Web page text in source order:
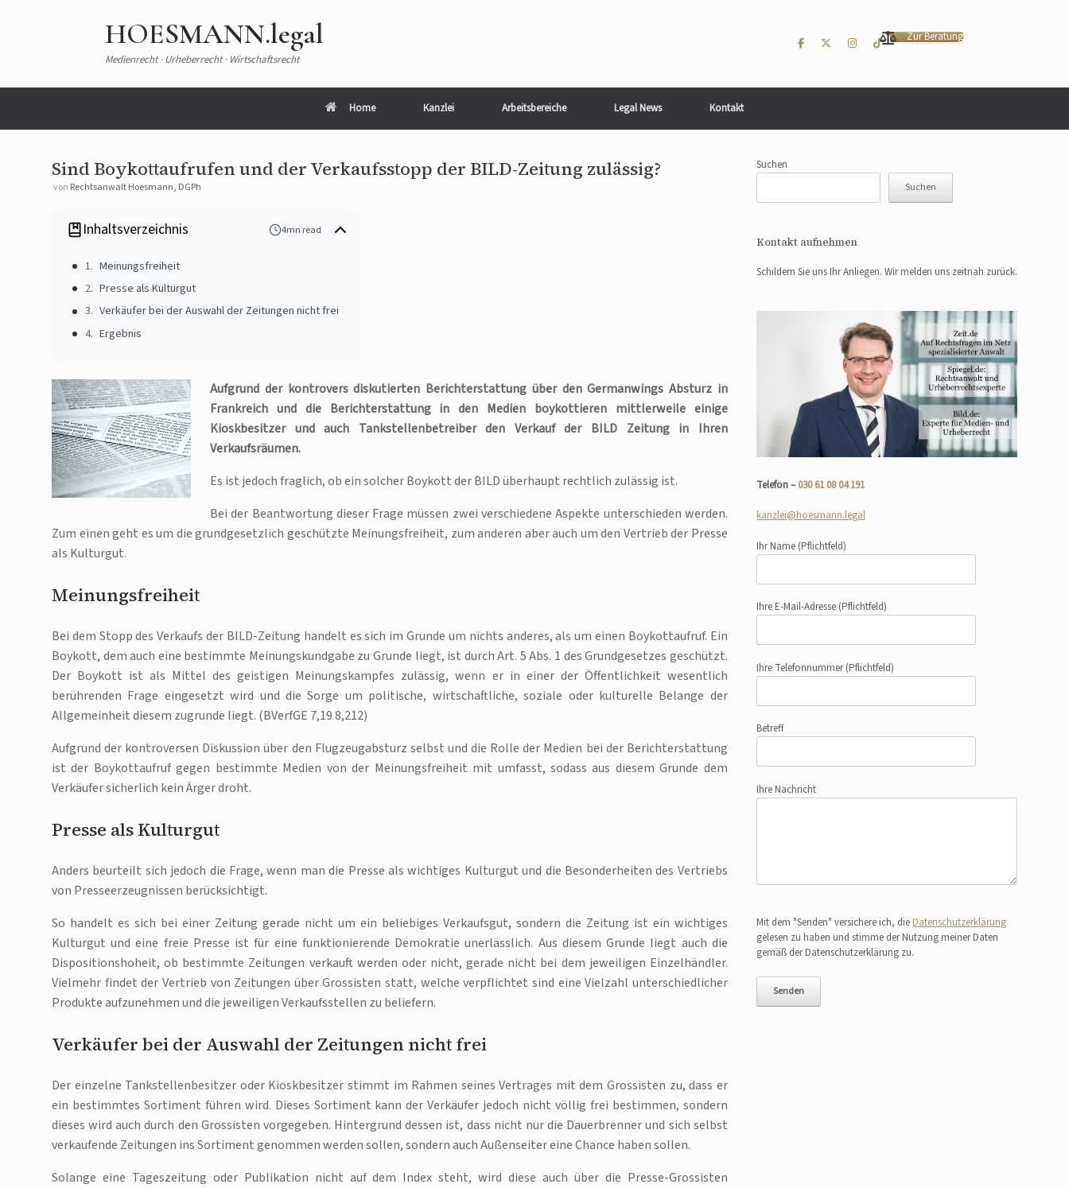
HOESMANN.legal
Medienrecht · Urheberrecht · Wirtschaftsrecht
Zur Beratung
Home Kanzlei Arbeitsbereiche Legal News Kontakt
Sind Boykottaufrufen und der Verkaufsstopp der BILD-Zeitung zulässig?
von Rechtsanwalt Hoesmann, DGPh
Inhaltsverzeichnis 4mn read
Meinungsfreiheit
Presse als Kulturgut
Verkäufer bei der Auswahl der Zeitungen nicht frei
Ergebnis
Aufgrund der kontrovers diskutierten Berichterstattung über den Germanwings Absturz in
Frankreich und die Berichterstattung in den Medien boykottieren mittlerweile einige
Kioskbesitzer und auch Tankstellenbetreiber den Verkauf der BILD Zeitung in Ihren
Verkaufsräumen.
Es ist jedoch fraglich, ob ein solcher Boykott der BILD überhaupt rechtlich zulässig ist.
Bei der Beantwortung dieser Frage müssen zwei verschiedene Aspekte unterschieden werden.
Zum einen geht es um die grundgesetzlich geschützte Meinungsfreiheit, zum anderen aber auch um den Vertrieb der Presse
als Kulturgut.
Meinungsfreiheit
Bei dem Stopp des Verkaufs der BILD-Zeitung handelt es sich im Grunde um nichts anderes, als um einen Boykottaufruf. Ein
Boykott, dem auch eine bestimmte Meinungskundgabe zu Grunde liegt, ist durch Art. 5 Abs. 1 des Grundgesetzes geschützt.
Der Boykott ist als Mittel des geistigen Meinungskampfes zulässig, wenn er in einer der Öffentlichkeit wesentlich
berührenden Frage eingesetzt wird und die Sorge um politische, wirtschaftliche, soziale oder kulturelle Belange der
Allgemeinheit diesem zugrunde liegt. (BVerfGE 7,19 8,212)
Aufgrund der kontroversen Diskussion über den Flugzeugabsturz selbst und die Rolle der Medien bei der Berichterstattung
ist der Boykottaufruf gegen bestimmte Medien von der Meinungsfreiheit mit umfasst, sodass aus diesem Grunde dem
Verkäufer sicherlich kein Ärger droht.
Presse als Kulturgut
Anders beurteilt sich jedoch die Frage, wenn man die Presse als wichtiges Kulturgut und die Besonderheiten des Vertriebs
von Presseerzeugnissen berücksichtigt.
So handelt es sich bei einer Zeitung gerade nicht um ein beliebiges Verkaufsgut, sondern die Zeitung ist ein wichtiges
Kulturgut und eine freie Presse ist für eine funktionierende Demokratie unerlässlich. Aus diesem Grunde liegt auch die
Dispositionshoheit, ob bestimmte Zeitungen verkauft werden oder nicht, gerade nicht bei dem jeweiligen Einzelhändler.
Vielmehr findet der Vertrieb von Zeitungen über Grossisten statt, welche verpflichtet sind eine Vielzahl unterschiedlicher
Produkte aufzunehmen und die jeweiligen Verkaufsstellen zu beliefern.
Verkäufer bei der Auswahl der Zeitungen nicht frei
Der einzelne Tankstellenbesitzer oder Kioskbesitzer stimmt im Rahmen seines Vertrages mit dem Grossisten zu, dass er
ein bestimmtes Sortiment führen wird. Dieses Sortiment kann der Verkäufer jedoch nicht völlig frei bestimmen, sondern
dieses wird auch durch den Grossisten vorgegeben. Hintergrund dessen ist, dass nicht nur die Dauerbrenner und sich selbst
verkaufende Zeitungen ins Sortiment genommen werden sollen, sondern auch Außenseiter eine Chance haben sollen.
Solange eine Tageszeitung oder Publikation nicht auf dem Index steht, wird diese auch über die Presse-Grossisten
Suchen
Suchen
Kontakt aufnehmen
Schildern Sie uns Ihr Anliegen. Wir melden uns zeitnah zurück.
Telefon –030 61 08 04 191
kanzlei@hoesmann.legal
Ihr Name (Pflichtfeld)
Ihre E-Mail-Adresse (Pflichtfeld)
Ihre Telefonnummer(Pflichtfeld)
Betreff
Ihre Nachricht
Mit dem "Senden" versichere ich, die Datenschutzerklärung
gelesen zu haben und stimme der Nutzung meiner Daten
gemäß der Datenschutzerklärung zu.